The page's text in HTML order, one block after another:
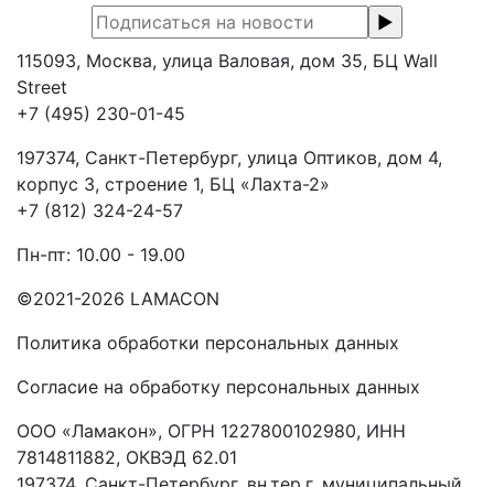
115093, Москва, улица Валовая, дом 35, БЦ Wall
Street
+7 (495) 230-01-45
197374, Санкт-Петербург, улица Оптиков, дом 4,
корпус 3, строение 1, БЦ «Лахта-2»
+7 (812) 324-24-57
Пн-пт: 10.00 - 19.00
©2021-2026 LAMACON
Политика обработки персональных данных
Согласие на обработку персональных данных
ООО «Ламакон», ОГРН 1227800102980, ИНН
7814811882, ОКВЭД 62.01